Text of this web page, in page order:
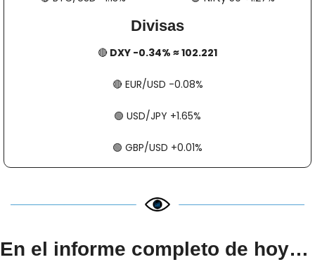
Divisas
🔴 DXY -0.34% ≈ 102.221
🔴​​​​ EUR/USD -0.08%
🟢 ​​​​ USD/JPY +1.65%
🟢 ​​​​ GBP/USD +0.01%
En el informe completo de hoy…